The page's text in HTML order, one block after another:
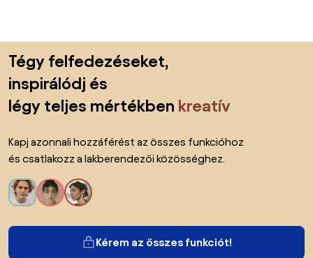
Tégy felfedezéseket,
inspirálódj és
légy teljes mértékben kreatív
Kapj azonnali hozzáférést az összes funkcióhoz
és csatlakozz a lakberendezői közösséghez.
Kérem az összes funkciót!